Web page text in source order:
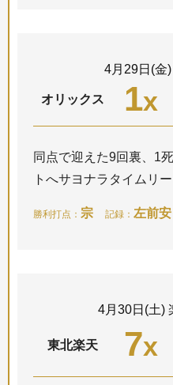
4月29日(金
オリックス 1x
同点で迎えた9回裏、1
トへサヨナラタイムリー
勝利打点： 宗 記録： 左前安
4月30日(土)
東北楽天 7x